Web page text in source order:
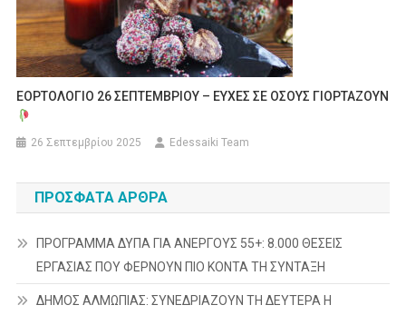
ΕΟΡΤΟΛΟΓΙΟ 26 ΣΕΠΤΕΜΒΡΙΟΥ – ΕΥΧΕΣ ΣΕ ΟΣΟΥΣ ΓΙΟΡΤΑΖΟΥΝ
26 Σεπτεμβρίου 2025 Edessaiki Team
ΠΡΌΣΦΑΤΑ ΆΡΘΡΑ
ΠΡΟΓΡΑΜΜΑ ΔΥΠΑ ΓΙΑ ΑΝΕΡΓΟΥΣ 55+: 8.000 ΘΕΣΕΙΣ
ΕΡΓΑΣΙΑΣ ΠΟΥ ΦΕΡΝΟΥΝ ΠΙΟ ΚΟΝΤΑ ΤΗ ΣΥΝΤΑΞΗ
ΔΗΜΟΣ ΑΛΜΩΠΙΑΣ: ΣΥΝΕΔΡΙΑΖΟΥΝ ΤΗ ΔΕΥΤΕΡΑ H